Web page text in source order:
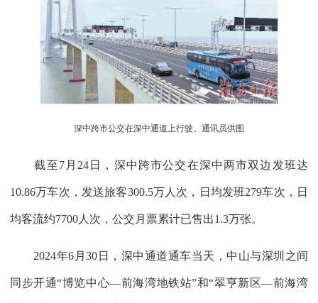
深中跨市公交在深中通道上行驶。通讯员供图
截至7月24日，深中跨市公交在深中两市双边发班达
10.86万车次，发送旅客300.5万人次，日均发班279车次，日
均客流约7700人次，公交月票累计已售出1.3万张。
2024年6月30日，深中通道通车当天，中山与深圳之间
同步开通“博览中心—前海湾地铁站”和“翠亨新区—前海湾